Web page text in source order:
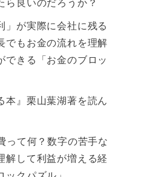
ら良いのだろうか？
」が実際に会社に残る
でもお金の流れを理解
できる「お金のブロッ
本』栗山葉湖著を読ん
って何？数字の苦手な
解して利益が増える経